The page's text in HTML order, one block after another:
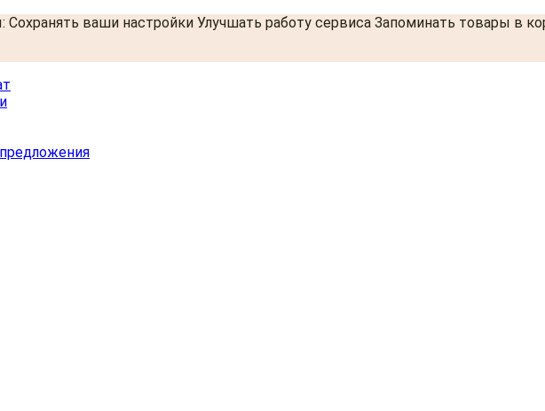
Сохранять ваши настройки Улучшать работу сервиса Запоминать товары в